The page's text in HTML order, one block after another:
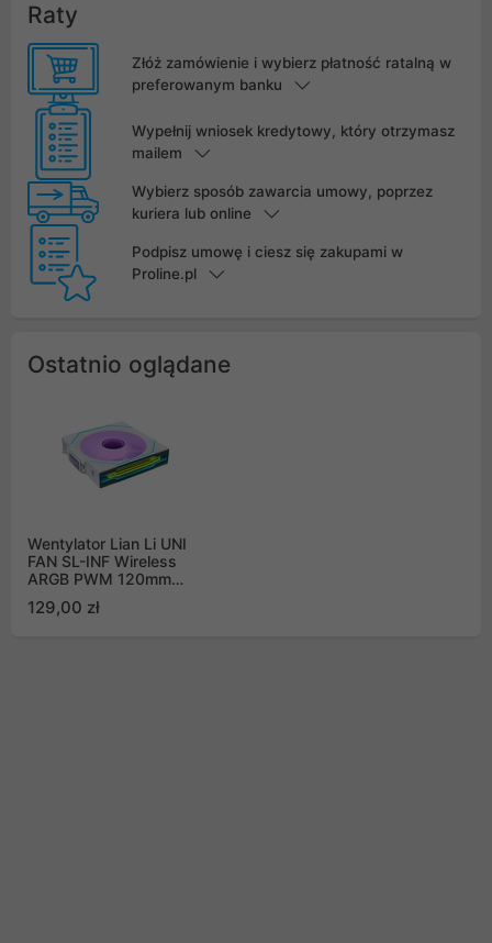
Raty
Złóż zamówienie i wybierz płatność ratalną w
preferowanym banku
Wypełnij wniosek kredytowy, który otrzymasz
mailem
Wybierz sposób zawarcia umowy, poprzez
kuriera lub online
Podpisz umowę i ciesz się zakupami w
Proline.pl
Ostatnio oglądane
Wentylator Lian Li UNI
FAN SL-INF Wireless
ARGB PWM 120mm
129,00 zł